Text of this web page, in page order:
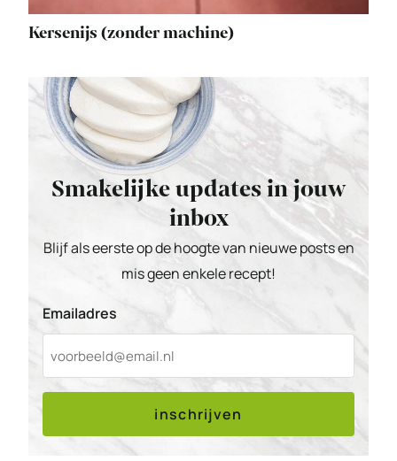
Kersenijs (zonder machine)
Smakelijke updates in jouw
inbox
Blijf als eerste op de hoogte van nieuwe posts en
mis geen enkele recept!
Emailadres
inschrijven